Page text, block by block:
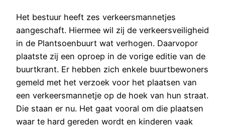
Het bestuur heeft zes verkeersmannetjes
aangeschaft. Hiermee wil zij de verkeersveiligheid
in de Plantsoenbuurt wat verhogen. Daarvopor
plaatste zij een oproep in de vorige editie van de
buurtkrant. Er hebben zich enkele buurtbewoners
gemeld met het verzoek voor het plaatsen van
een verkeersmannetje op de hoek van hun straat.
Die staan er nu. Het gaat vooral om die plaatsen
waar te hard gereden wordt en kinderen vaak